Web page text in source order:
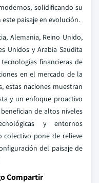
solidificando su
paisaje en evolución.
Alemania, Reino Unido,
Unidos y Arabia Saudita
financieras de
en el mercado de la
estas naciones muestran
y un enfoque proactivo
de altos niveles
y entornos
colectivo pone de relieve
del paisaje de
Compartir